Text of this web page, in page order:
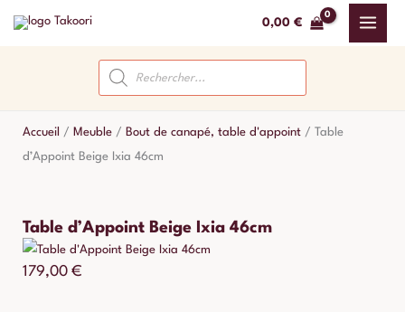
0,00 €
Recherche
de
produits
Accueil / Meuble / Bout de canapé, table d'appoint / Table
d’Appoint Beige Ixia 46cm
Table d’Appoint Beige Ixia 46cm
179,00 €